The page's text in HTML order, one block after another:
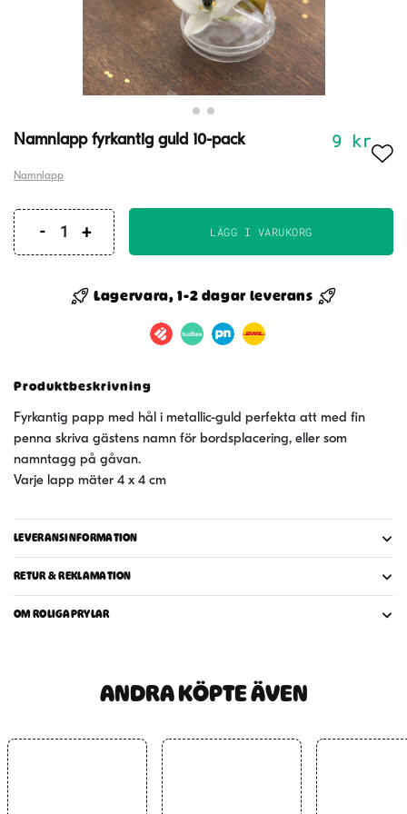
Namnlapp fyrkantig guld 10-pack 9 kr
Namnlapp
Namnlapp
guld
10-
LÄGG I VARUKORG
Lagervara, 1-2 dagar leverans
Produktbeskrivning
Fyrkantig papp med hål i metallic-guld perfekta att med fin
penna skriva gästens namn för bordsplacering, eller som
namntagg på gåvan.
Varje lapp mäter 4 x 4 cm
LEVERANSINFORMATION
RETUR & REKLAMATION
OM ROLIGAPRYLAR
ANDRA KÖPTE ÄVEN